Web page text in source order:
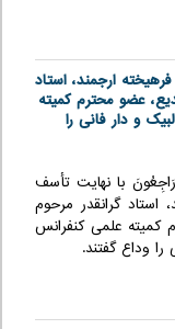
ارجمند، استاد
عضو محترم کمیته
و دار فانی را
رَاجِعُونَ با نهایت تأسف
استاد گرانقدر مرحوم
کمیته علمی کنفرانس
وداع گفتند.